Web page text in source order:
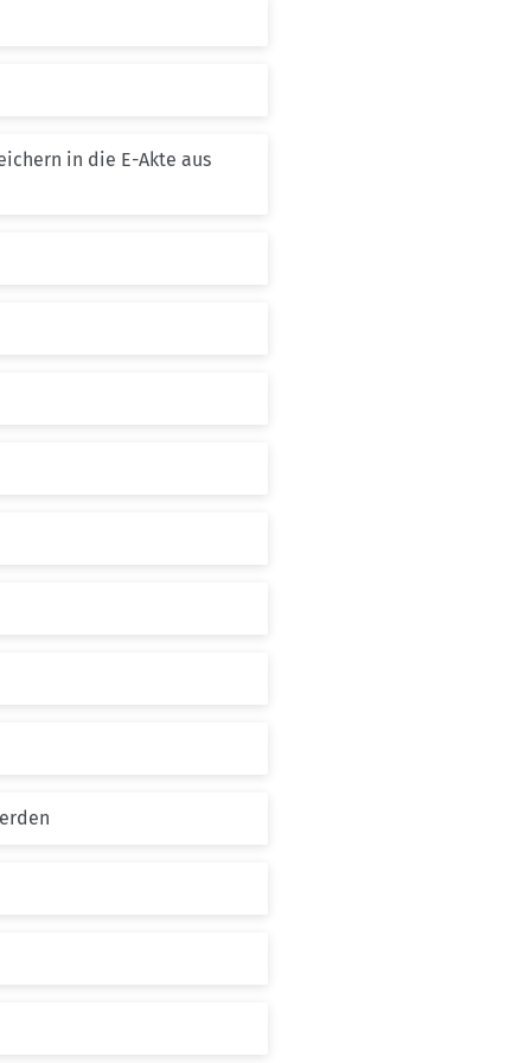
in die E-Akte aus